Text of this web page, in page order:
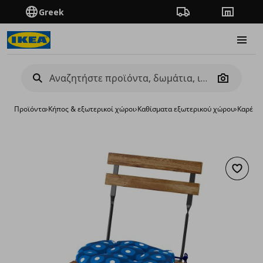
Greek Πορεία παραγγελίας
Camera
Προϊόντα›Κήπος & εξωτερικοί χώροι›Καθίσματα εξωτερικού χώρου›